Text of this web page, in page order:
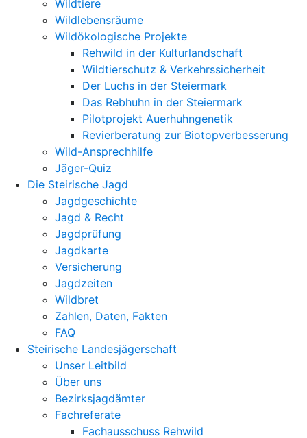
Wildtiere
Wildlebensräume
Wildökologische Projekte
Rehwild in der Kulturlandschaft
Wildtierschutz & Verkehrssicherheit
Der Luchs in der Steiermark
Das Rebhuhn in der Steiermark
Pilotprojekt Auerhuhngenetik
Revierberatung zur Biotopverbesserung
Wild-Ansprechhilfe
Jäger-Quiz
Die Steirische Jagd
Jagdgeschichte
Jagd & Recht
Jagdprüfung
Jagdkarte
Versicherung
Jagdzeiten
Wildbret
Zahlen, Daten, Fakten
FAQ
Steirische Landesjägerschaft
Unser Leitbild
Über uns
Bezirksjagdämter
Fachreferate
Fachausschuss Rehwild